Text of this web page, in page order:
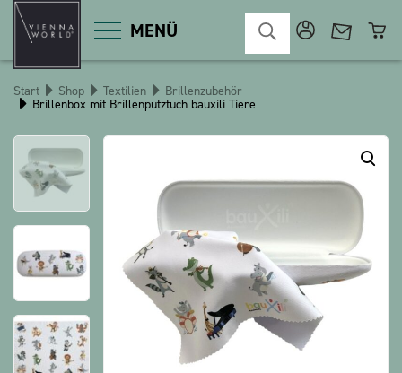
MENÜ
Produktgruppen
Deko
Kosmetik
Macart
Magnete
Pins
Schreibwaren
Spiele / Kinder
Textilien
Weihnachten
bauxili
Start Shop Textilien Brillenzubehör
Brillenbox mit Brillenputztuch bauxili Tiere